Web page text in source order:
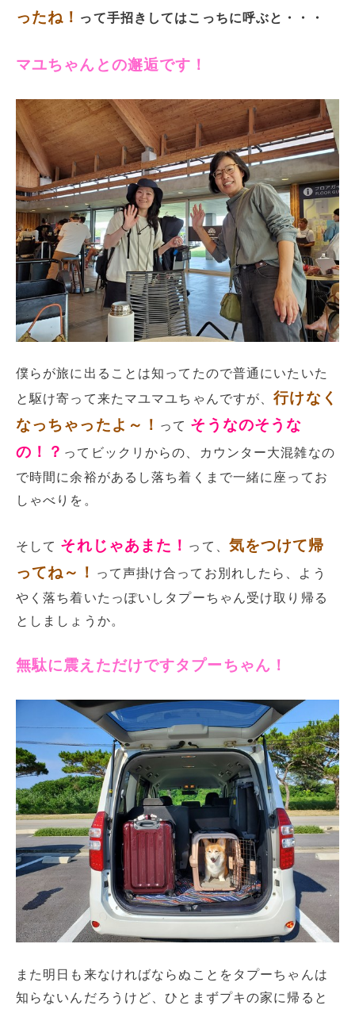
ったね！ って手招きしてはこっちに呼ぶと・・・
マユちゃんとの邂逅です！
僕らが旅に出ることは知ってたので普通にいたいた
と駆け寄って来たマユマユちゃんですが、行けなく
なっちゃったよ～！ って そうなのそうな
の！？ ってビックリからの、カウンター大混雑なの
で時間に余裕があるし落ち着くまで一緒に座ってお
しゃべりを。
そして それじゃあまた！ って、 気をつけて帰
ってね～！
って声掛け合ってお別れしたら、よう
やく落ち着いたっぽいしタプーちゃん受け取り帰る
としましょうか。
無駄に震えただけですタプーちゃん！
また明日も来なければならぬことをタプーちゃんは
知らないんだろうけど、ひとまずプキの家に帰ると